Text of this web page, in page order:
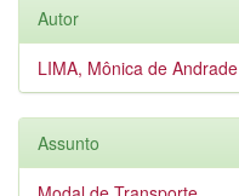
Autor
LIMA, Mônica de Andrade
Assunto